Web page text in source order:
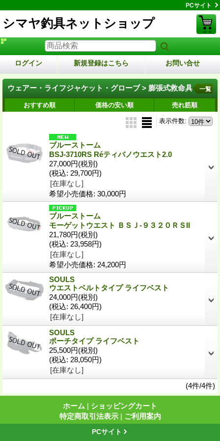
PCサイト
シマヤ釣具ネットショップ
ログイン 新規登録はこちら お問い合せ
ウェアー・ライフジャケット・グローブ > 膨張式救命具 一覧
おすすめ順 価格の安い順 売れ筋順
表示件数:
ブルーストーム
BSJ-3710RS Réティバノウエスト2.0
27,000円(税別)
(税込: 29,700円)
[在庫なし]
希望小売価格: 30,000円
ブルーストーム
モーゲットウエスト ＢＳＪ-９３２０ＲＳII
21,780円(税別)
(税込: 23,958円)
[在庫なし]
希望小売価格: 24,200円
SOULS
ウエストベルトタイプ ライフベスト
24,000円(税別)
(税込: 26,400円)
[在庫なし]
SOULS
ポーチタイプ ライフベスト
25,500円(税別)
(税込: 28,050円)
[在庫なし]
(4件/4件)
ホーム | ショッピングカート
特定商取引法表示 | ご利用案内
PCサイト